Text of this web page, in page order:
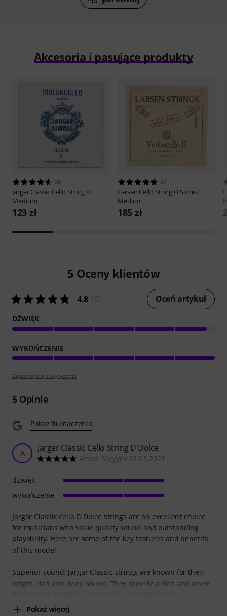
Akcesoria i pasujące produkty
20
JargarClassic Cello String D
Medium
123 zł
57
Larsen Cello String D Soloist
Medium
185 zł
5 Oceny klientów
4.8 Oceń artykuł
DŹWIĘK
WYKOŃCZENIE
Zapoznaj się z wytyczymi
5Opinie
Pokaż tłumaczenia
A Jargar Classic Cello String D Dolce
Arsen_Saryyev 22.03.2024
Jargar Classic cello D Dolce strings are an excellent choice
for musicians who value quality sound and outstanding
playability. Here are some of the key features and benefits
of this model:
Superior sound: Jargar Classic strings are known for their
bright, rich and deep sound. They provide a rich and warm
Pokaż więcej
dźwięk
wykończenie